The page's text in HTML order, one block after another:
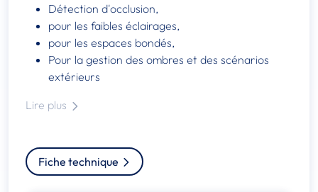
Détection d'occlusion,
pour les faibles éclairages,
pour les espaces bondés,
Pour la gestion des ombres et des scénarios
extérieurs
Lire plus
Fiche technique